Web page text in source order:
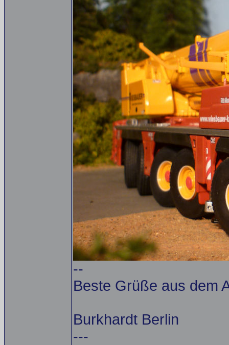
--
Beste Grüße aus dem
Burkhardt Berlin
---